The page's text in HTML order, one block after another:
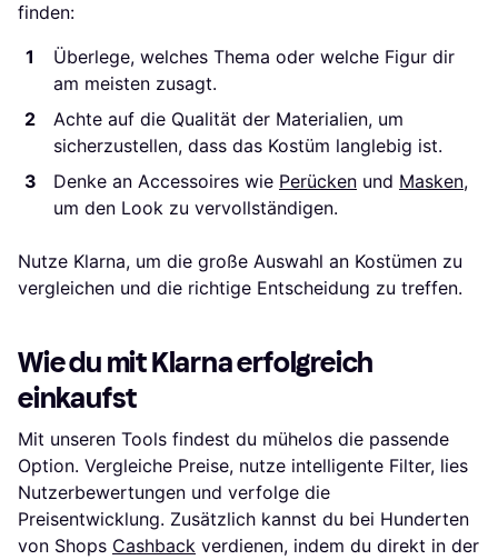
finden:
Überlege, welches Thema oder welche Figur dir
am meisten zusagt.
Achte auf die Qualität der Materialien, um
sicherzustellen, dass das Kostüm langlebig ist.
Denke an Accessoires wie Perücken und Masken,
um den Look zu vervollständigen.
Nutze Klarna, um die große Auswahl an Kostümen zu
vergleichen und die richtige Entscheidung zu treffen.
Wie du mit Klarna erfolgreich
einkaufst
Mit unseren Tools findest du mühelos die passende
Option. Vergleiche Preise, nutze intelligente Filter, lies
Nutzerbewertungen und verfolge die
Preisentwicklung. Zusätzlich kannst du bei Hunderten
von Shops Cashback verdienen, indem du direkt in der